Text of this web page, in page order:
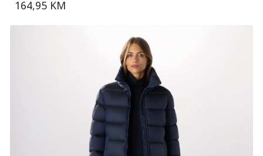
164,95 KM